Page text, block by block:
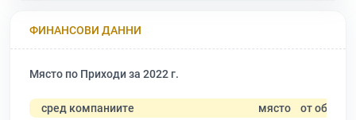
ФИНАНСОВИ ДАННИ
Място по Приходи за 2022 г.
сред компаниите място от общо